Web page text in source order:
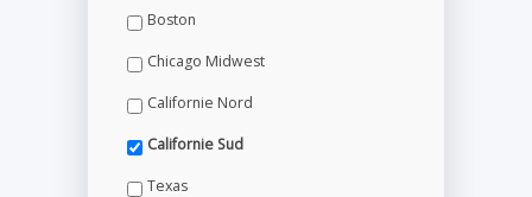
Boston
Chicago Midwest
Californie Nord
Californie Sud
Texas